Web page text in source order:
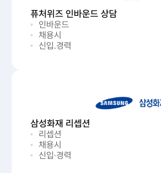
퓨처위즈 인바운드 상담
인바운드
채용시
신입.경력
삼성화재 리셉션
리셉션
채용시
신입·경력